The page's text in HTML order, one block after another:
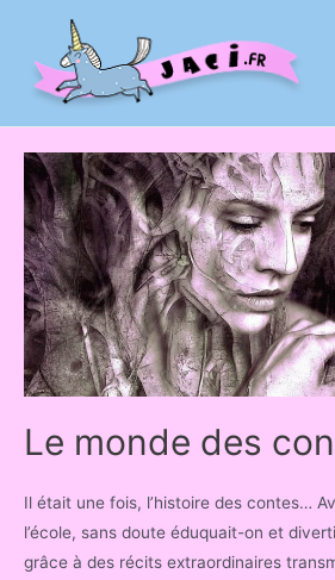
Le monde des
Il était une fois, l’histoire des contes…
l’école, sans doute éduquait-on et
grâce à des récits extraordinaires